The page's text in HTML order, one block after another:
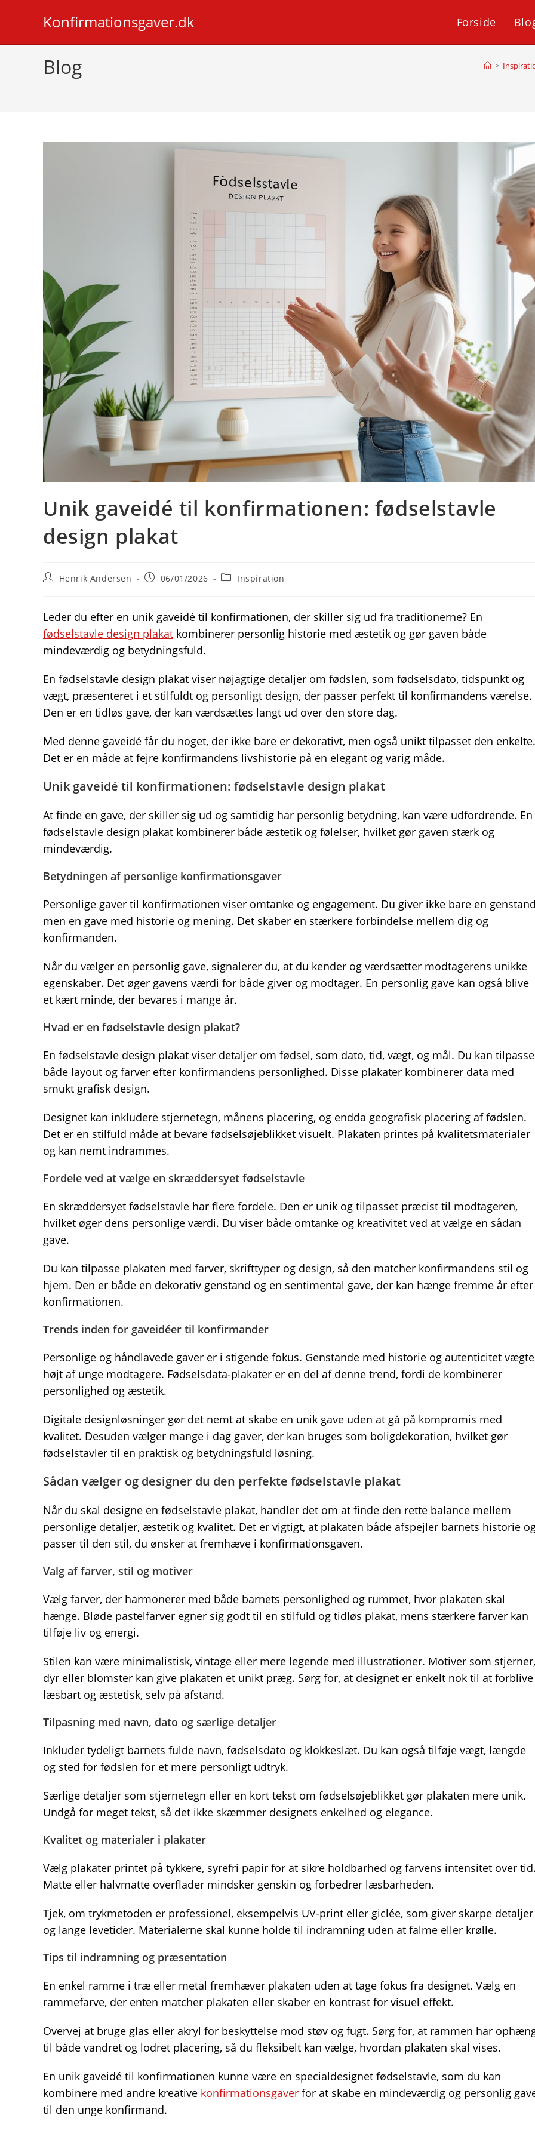
Konfirmationsgaver.dk Forside
Blog >
Unik gaveidé til konfirmationen: fødselstavle
design plakat
PostHenrik Andersen
Post06/01/2026
PostInspiration
Leder du efter en unik gaveidé til konfirmationen, der skiller sig ud fra traditionerne? En
fødselstavle design plakat kombinerer personlig historie med æstetik og gør gaven både
mindeværdig og betydningsfuld.
En fødselstavle design plakat viser nøjagtige detaljer om fødslen, som fødselsdato, tidspunkt og
vægt, præsenteret i et stilfuldt og personligt design, der passer perfekt til konfirmandens værelse.
Den er en tidløs gave, der kan værdsættes langt ud over den store dag.
Med denne gaveidé får du noget, der ikke bare er dekorativt, men også unikt tilpasset den enkelte.
Det er en måde at fejre konfirmandens livshistorie på en elegant og varig måde.
Unik gaveidé til konfirmationen: fødselstavle design plakat
At finde en gave, der skiller sig ud og samtidig har personlig betydning, kan være udfordrende. En
fødselstavle design plakat kombinerer både æstetik og følelser, hvilket gør gaven stærk og
mindeværdig.
Betydningen af personlige konfirmationsgaver
Personlige gaver til konfirmationen viser omtanke og engagement. Du giver ikke bare en
men en gave med historie og mening. Det skaber en stærkere forbindelse mellem dig og
konfirmanden.
Når du vælger en personlig gave, signalerer du, at du kender og værdsætter modtagerens unikke
egenskaber. Det øger gavens værdi for både giver og modtager. En personlig gave kan også blive
et kært minde, der bevares i mange år.
Hvad er en fødselstavle design plakat?
En fødselstavle design plakat viser detaljer om fødsel, som dato, tid, vægt, og mål. Du kan tilpasse
både layout og farver efter konfirmandens personlighed. Disse plakater kombinerer data med
smukt grafisk design.
Designet kan inkludere stjernetegn, månens placering, og endda geografisk placering af fødslen.
Det er en stilfuld måde at bevare fødselsøjeblikket visuelt. Plakaten printes på kvalitetsmaterialer
og kan nemt indrammes.
Fordele ved at vælge en skræddersyet fødselstavle
En skræddersyet fødselstavle har flere fordele. Den er unik og tilpasset præcist til modtageren,
hvilket øger dens personlige værdi. Du viser både omtanke og kreativitet ved at vælge en sådan
gave.
Du kan tilpasse plakaten med farver, skrifttyper og design, så den matcher konfirmandens stil og
hjem. Den er både en dekorativ genstand og en sentimental gave, der kan hænge fremme år efter
konfirmationen.
Trends inden for gaveidéer til konfirmander
Personlige og håndlavede gaver er i stigende fokus. Genstande med historie og autenticitet
højt af unge modtagere. Fødselsdata-plakater er en del af denne trend, fordi de kombinerer
personlighed og æstetik.
Digitale designløsninger gør det nemt at skabe en unik gave uden at gå på kompromis med
kvalitet. Desuden vælger mange i dag gaver, der kan bruges som boligdekoration, hvilket gør
fødselstavler til en praktisk og betydningsfuld løsning.
Sådan vælger og designer du den perfekte fødselstavle plakat
Når du skal designe en fødselstavle plakat, handler det om at finde den rette balance mellem
personlige detaljer, æstetik og kvalitet. Det er vigtigt, at plakaten både afspejler barnets historie
passer til den stil, du ønsker at fremhæve i konfirmationsgaven.
Valg af farver, stil og motiver
Vælg farver, der harmonerer med både barnets personlighed og rummet, hvor plakaten skal
hænge. Bløde pastelfarver egner sig godt til en stilfuld og tidløs plakat, mens stærkere farver kan
tilføje liv og energi.
Stilen kan være minimalistisk, vintage eller mere legende med illustrationer. Motiver som stjerner,
dyr eller blomster kan give plakaten et unikt præg. Sørg for, at designet er enkelt nok til at forblive
læsbart og æstetisk, selv på afstand.
Tilpasning med navn, dato og særlige detaljer
Inkluder tydeligt barnets fulde navn, fødselsdato og klokkeslæt. Du kan også tilføje vægt, længde
og sted for fødslen for et mere personligt udtryk.
Særlige detaljer som stjernetegn eller en kort tekst om fødselsøjeblikket gør plakaten mere unik.
Undgå for meget tekst, så det ikke skæmmer designets enkelhed og elegance.
Kvalitet og materialer i plakater
Vælg plakater printet på tykkere, syrefri papir for at sikre holdbarhed og farvens intensitet over
Matte eller halvmatte overflader mindsker genskin og forbedrer læsbarheden.
Tjek, om trykmetoden er professionel, eksempelvis UV-print eller giclée, som giver skarpe detaljer
og lange levetider. Materialerne skal kunne holde til indramning uden at falme eller krølle.
Tips til indramning og præsentation
En enkel ramme i træ eller metal fremhæver plakaten uden at tage fokus fra designet. Vælg en
rammefarve, der enten matcher plakaten eller skaber en kontrast for visuel effekt.
Overvej at bruge glas eller akryl for beskyttelse mod støv og fugt. Sørg for, at rammen har
til både vandret og lodret placering, så du fleksibelt kan vælge, hvordan plakaten skal vises.
En unik gaveidé til konfirmationen kunne være en specialdesignet fødselstavle, som du kan
kombinere med andre kreative konfirmationsgaver for at skabe en mindeværdig og personlig
til den unge konfirmand.